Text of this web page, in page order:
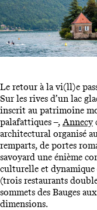
Le retour à la vi(ll)e
Sur les rives d’un lac
inscrit au patrimoine
palafattiques –, Annecy
architectural organisé
remparts, de portes
savoyard une énième
culturelle et
(trois restaurants
sommets des Bauges
dimensions.